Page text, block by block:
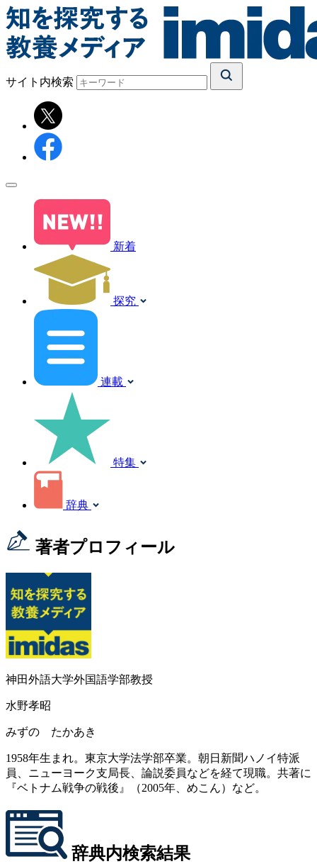
サイト内検索
新着
探究
連載
特集
辞典
著者プロフィール
神田外語大学外国語学部教授
水野孝昭
みずの たかあき
1958年生まれ。東京大学法学部卒業。朝日新聞ハノイ特派
員、ニューヨーク支局長、論説委員などを経て現職。共著に
『ベトナム戦争の戦後』（2005年、めこん）など。
辞典内検索結果